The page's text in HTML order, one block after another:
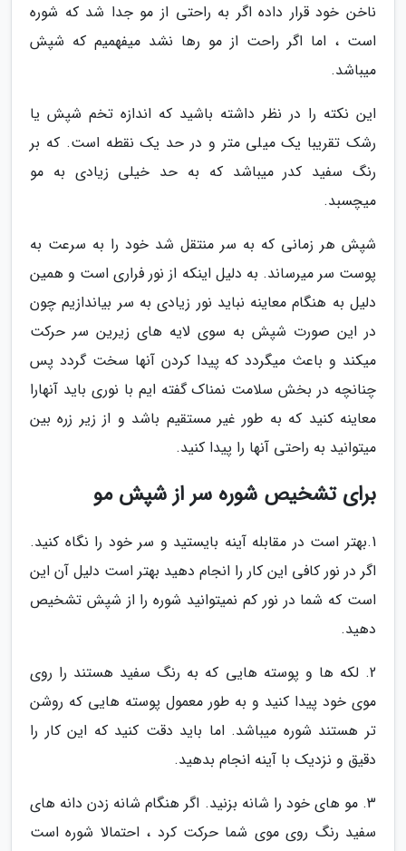
ناخن خود قرار داده اگر به راحتی از مو جدا شد که شوره
است ، اما اگر راحت از مو رها نشد میفهمیم که شپش
میباشد.
این نکته را در نظر داشته باشید که اندازه تخم شپش یا
رشک تقریبا یک میلی متر و در حد یک نقطه است. که بر
رنگ سفید کدر میباشد که به حد خیلی زیادی به مو
میچسبد.
شپش هر زمانی که به سر منتقل شد خود را به سرعت به
پوست سر میرساند. به دلیل اینکه از نور فراری است و همین
دلیل به هنگام معاینه نباید نور زیادی به سر بیاندازیم چون
در این صورت شپش به سوی لایه های زیرین سر حرکت
میکند و باعث میگردد که پیدا کردن آنها سخت گردد پس
چنانچه در بخش سلامت نمناک گفته ایم با نوری باید آنهارا
معاینه کنید که به طور غیر مستقیم باشد و از زیر زره بین
میتوانید به راحتی آنها را پیدا کنید.
برای تشخیص شوره سر از شپش مو
1.بهتر است در مقابله آینه بایستید و سر خود را نگاه کنید.
اگر در نور کافی این کار را انجام دهید بهتر است دلیل آن این
است که شما در نور کم نمیتوانید شوره را از شپش تشخیص
دهید.
2. لکه ها و پوسته هایی که به رنگ سفید هستند را روی
موی خود پیدا کنید و به طور معمول پوسته هایی که روشن
تر هستند شوره میباشد. اما باید دقت کنید که این کار را
دقیق و نزدیک با آینه انجام بدهید.
3. مو های خود را شانه بزنید. اگر هنگام شانه زدن دانه های
سفید رنگ روی موی شما حرکت کرد ، احتمالا شوره است